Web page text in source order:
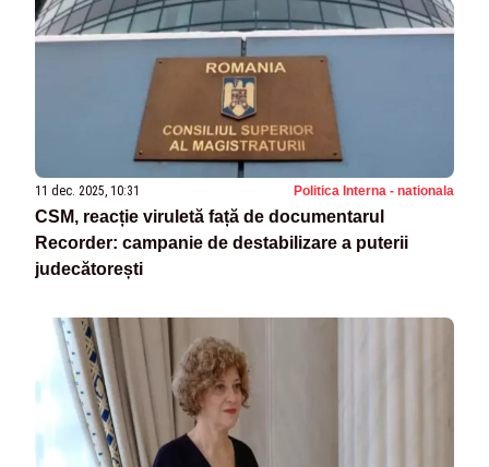
11 dec. 2025, 10:31 Politica Interna - nationala
CSM, reacție viruletă față de documentarul
Recorder: campanie de destabilizare a puterii
judecătorești